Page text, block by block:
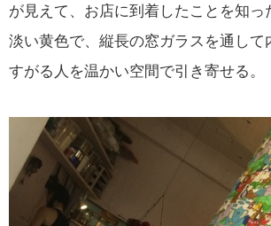
が見えて、お店に到着したことを知っ
淡い黄色で、縦長の窓ガラスを通して
すがる人を温かい空間で引き寄せる。